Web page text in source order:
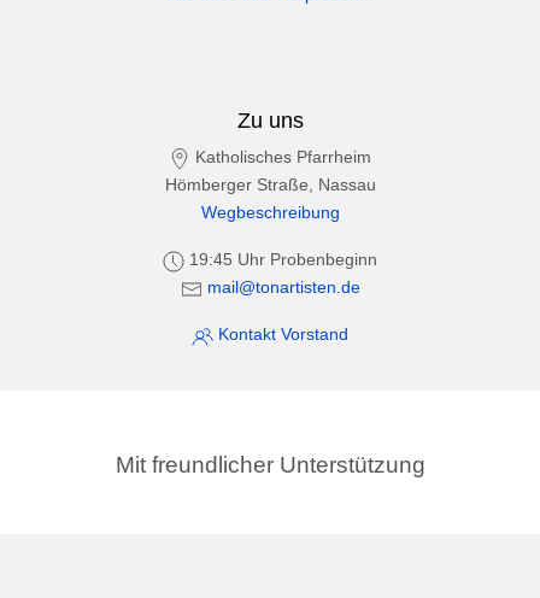
Zu uns
Katholisches Pfarrheim
Hömberger Straße, Nassau
Wegbeschreibung
19:45 Uhr Probenbeginn
mail@tonartisten.de
Kontakt Vorstand
Mit freundlicher Unterstützung